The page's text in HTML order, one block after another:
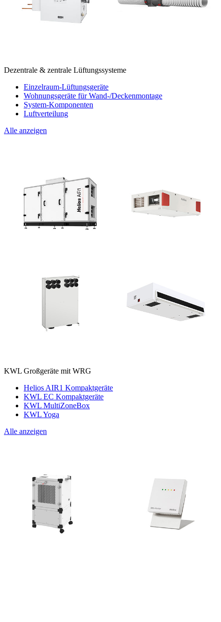
Dezentrale & zentrale Lüftungssysteme
Einzelraum-Lüftungsgeräte
Wohnungsgeräte für Wand-/Deckenmontage
System-Komponenten
Luftverteilung
Alle anzeigen
KWL Großgeräte mit WRG
Helios AIR1 Kompaktgeräte
KWL EC Kompaktgeräte
KWL MultiZoneBox
KWL Yoga
Alle anzeigen